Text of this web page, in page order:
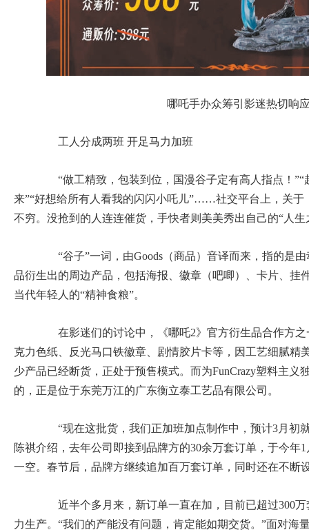
哪吒手办众筹引影迷热切响
工人分成两班 开足马力加班
“做工精致，包装到位，国漫谷子定有高人指点！”“
来”“好想给所有人看我的闪闪小吒儿”……社交平台上，关于
不穷。没抢到的人连连催货，手快者则美美秀出自己的“人生
“谷子”一词，由Goods（商品）音译而来，指的是由
品衍生出的周边产品，包括海报、徽章（吧唧）、卡片、挂
当代年轻人的“精神食粮”。
在影迷们的讨论中，《哪吒2》官方衍生品合作方之
克力色纸、反光马口铁徽章、剧情胶片卡等，因工艺细腻精
少产品已经断货，正处于预售模式。而为FunCrazy塑料主义
的，正是位于东莞万江的广东衡立泰工艺品有限公司。
“现在这批货，我们正加班加点制作中，预计3月初
陈祺介绍，去年公司即接到品牌方的30余万套订单，于今年
一空。春节后，品牌方继续追加百万套订单，同时还在不断
近半个多月来，新订单一直在加，目前已超过300万
力生产。“我们的产能没有问题，肯定能如期交货。”面对海